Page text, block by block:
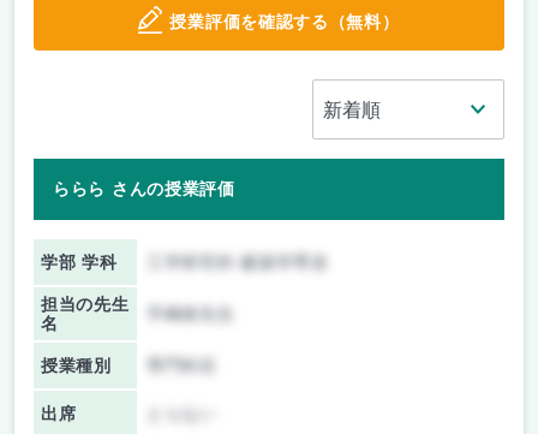
授業評価を確認する（無料）
ららら さんの授業評価
学部 学科 工学研究科 建築学専攻
担当の先生
名
手嶋保先生
授業種別
出席